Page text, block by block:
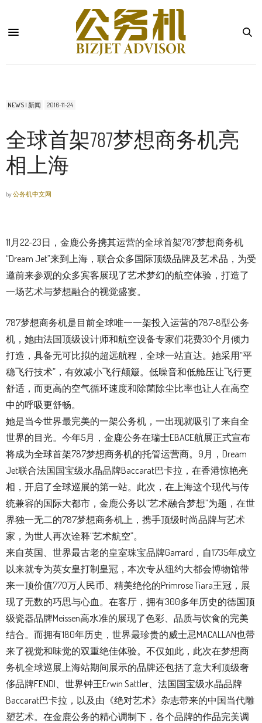
NEWS | 新闻 2016-11-24
全球首架787梦想商务机亮
相上海
by公务机中文网
11月22-23日，金鹿公务携其运营的全球首架787梦想商务机
“Dream Jet”来到上海，联合众多国际顶级品牌及艺术品，为受
邀前来参观的众多宾客展现了艺术梦幻的航空体验，打造了
一场艺术与梦想融合的视觉盛宴。
787梦想商务机是目前全球唯一一架投入运营的787-8型公务
机，她由法国顶级设计师和航空设备专家们花费30个月倾力
打造，具备无可比拟的超远航程，全球一站直达。她采用“平
稳飞行技术”，有效减小飞行颠簸。低噪音和低舱压让飞行更
舒适，而更高的空气循环速度和除菌除尘比率也让人在高空
中的呼吸更舒畅。
她是当今世界最完美的一架公务机，一出现就吸引了来自全
世界的目光。今年5月，金鹿公务在瑞士EBACE航展正式宣布
将成为全球首架787梦想商务机的托管运营商。9月，Dream
Jet联合法国国宝级水晶品牌Baccarat巴卡拉，在香港惊艳亮
相，开启了全球巡展的第一站。此次，在上海这个现代与传
统兼容的国际大都市，金鹿公务以“艺术融合梦想”为题，在世
界独一无二的787梦想商务机上，携手顶级时尚品牌与艺术
家，为世人再次诠释“艺术航空”。
来自英国、世界最古老的皇室珠宝品牌Garrard，自1735年成立
以来就专为英女皇打制皇冠，本次专从纽约大都会博物馆带
来一顶价值770万人民币、精美绝伦的Primrose Tiara王冠，展
现了无数的巧思与心血。在客厅，拥有300多年历史的德国顶
级瓷器品牌Meissen高水准的展现了色彩、品质与饮食的完美
结合。而拥有180年历史，世界最珍贵的威士忌MACALLAN也带
来了视觉和味觉的双重绝佳体验。不仅如此，此次在梦想商
务机全球巡展上海站期间展示的品牌还包括了意大利顶级奢
侈品牌FENDI、世界钟王Erwin Sattler、法国国宝级水晶品牌
Baccarat巴卡拉，以及由《绝对艺术》杂志带来的中国当代雕
塑艺术。在金鹿公务的精心调制下，各个品牌的作品完美调